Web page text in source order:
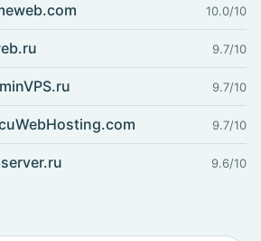
10.0/10
9.7/10
9.7/10
9.7/10
9.6/10